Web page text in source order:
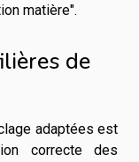
matière".
de
adaptées est
correcte des